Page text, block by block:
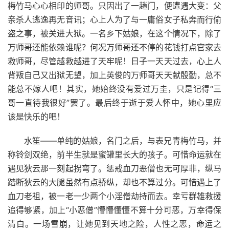
梅竹马心心相印的师哥。只因出了一趟门，便遭遇大变：父
亲杀人逃逸再无音讯；心上人为了与一庸俗女子私奔而行偷
盗之事，被关进大狱。一名乡下姑娘，在这个情况下，除了
万师哥还能依赖谁呢？何况万师哥还不停的花钱打点官家去
救师哥，尽管越救越进了天牢呢！日子一天天过去，心上人
背叛自己又出狱无望，加上英俊的万师哥天天献殷勤，总不
能总不嫁人吧！其实，她始终没有爱过万圭，只是记得“三
哥一直待我很好”罢了。最后终于逝于爱人怀中，她心里应
该是快乐的吧！
水笙——单纯的姑娘，名门之后，与表兄青梅竹马，并
称铃剑双绝，前半生就是蜜罐里长大的孩子。可惜命运就在
遇见狄云那一刻起拐弯了。惩戒血刀恶僧也无可厚非，纵马
踏断狄云的大腿虽然有点骄纵，却也不算过分。可惜遇上了
血刀老祖，被一老一少两个小淫僧劫持而去。幸亏群雄救援
追得够紧，加上“小恶僧”懵懵懂懂不算十分可恶，万幸得保
清白。一场雪崩，让她见到天地之险，人性之恶，命运之